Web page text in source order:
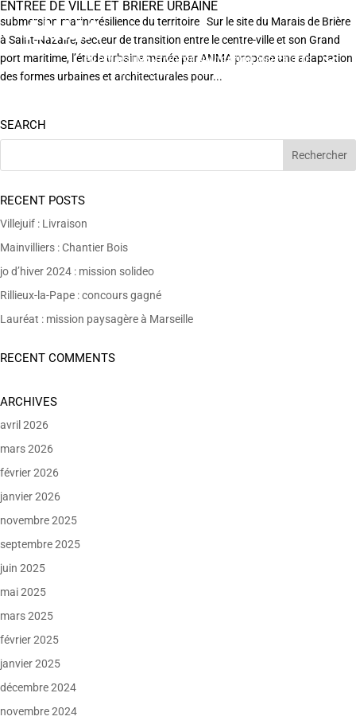
ENTRÉE DE VILLE ET BRIÈRE URBAINE
submersion marinerésilience du territoire Sur le site du Marais de Brière
à Saint-Nazaire, secteur de transition entre le centre-ville et son Grand
port maritime, l’étude urbaine menée par ANMA propose une adaptation
des formes urbaines et architecturales pour...
SEARCH
RECENT POSTS
Villejuif : Livraison
Mainvilliers : Chantier Bois
jo d’hiver 2024 : mission solideo
Rillieux-la-Pape : concours gagné
Lauréat : mission paysagère à Marseille
RECENT COMMENTS
ARCHIVES
avril 2026
mars 2026
février 2026
janvier 2026
novembre 2025
septembre 2025
juin 2025
mai 2025
mars 2025
février 2025
janvier 2025
décembre 2024
novembre 2024
EN POURSUIVANT VOTRE NAVIGATION SUR CE SITE
VOUS ACCEPTEZ L’UTILISATION DE COOKIES
AFIN DE RÉALISER DES STATISTIQUES ANONYMES DE VISITE.
X